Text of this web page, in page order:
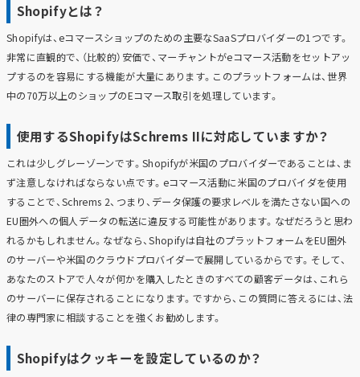
Shopifyとは？
Shopifyは、eコマースショップのための主要なSaaSプロバイダーの1つです。
非常に直観的で、（比較的）安価で、マーチャントがeコマース活動をセットアッ
プするのを容易にする機能が大量にあります。このプラットフォームは、世界
中の70万以上のショップのEコマース取引を処理しています。
使用するShopifyはSchrems IIに対応していますか？
これは少しグレーゾーンです。Shopifyが米国のプロバイダーであることは、ま
ず注意しなければならない点です。eコマース活動に米国のプロバイダを使用
することで、Schrems 2、つまり、データ保護の要求レベルを満たさない国への
EU圏外への個人データの転送に違反する可能性があります。なぜだろうと思わ
れるかもしれません。なぜなら、Shopifyは自社のプラットフォームをEU圏外
のサーバーや米国のクラウドプロバイダーで展開しているからです。そして、
あなたのストアで人々が何かを購入したときのすべての顧客データは、これら
のサーバーに保存されることになります。ですから、この質問に答えるには、法
律の専門家に相談することを強くお勧めします。
Shopifyはクッキーを設定しているのか？